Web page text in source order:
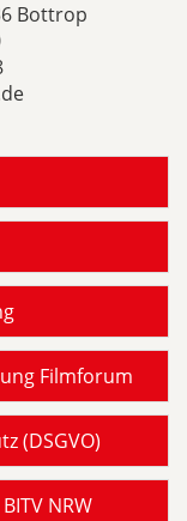
Bottrop
Filmforum
(DSGVO)
NRW